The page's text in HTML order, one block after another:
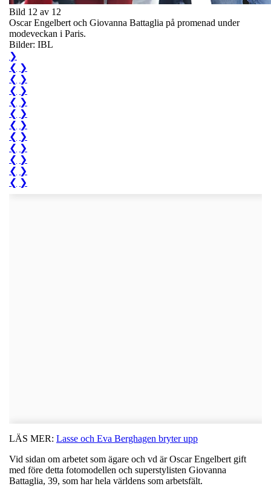
Bild 12 av 12
Oscar Engelbert och Giovanna Battaglia på promenad under
modeveckan i Paris.
Bilder: IBL
❯
❮ ❯
❮ ❯
❮ ❯
❮ ❯
❮ ❯
❮ ❯
❮ ❯
❮ ❯
❮ ❯
❮ ❯
❮ ❯
LÄS MER: Lasse och Eva Berghagen bryter upp
Vid sidan om arbetet som ägare och vd är Oscar Engelbert gift
med före detta fotomodellen och superstylisten Giovanna
Battaglia, 39, som har hela världens som arbetsfält.